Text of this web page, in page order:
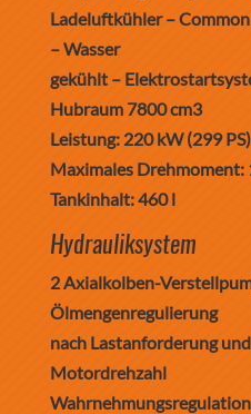
Ladeluftkühler –
– Wasser
gekühlt –
Hubraum 7800 cm3
Leistung: 220 kW (299
Maximales
Tankinhalt: 460 l
Hydrauliksystem
2 Axialkolben-
Ölmengenregulierung
nach Lastanforderung
Motordrehzahl